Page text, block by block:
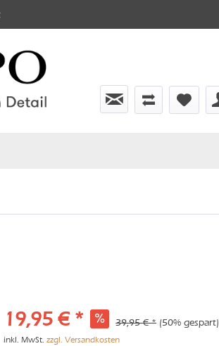
19,95 € * 39,95 € * (50% gespart)
inkl. MwSt.zzgl. Versandkosten